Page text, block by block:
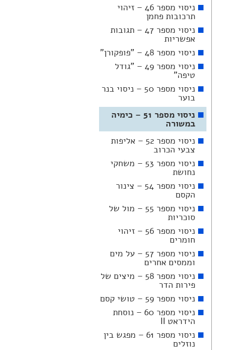
ניסוי מספר 46 – זיהוי
תרכובות פחמן
ניסוי מספר 47 – תגובות
אפשריות
ניסוי מספר 48 – "פופקורן"
ניסוי מספר 49 – "גודל
טיפה"
ניסוי מספר 50 – ניסוי בנר
בוער
ניסוי מספר 51 – כימיה
במשורה
ניסוי מספר 52 – אליפות
צבעי הכרוב
ניסוי מספר 53 – משחקי
נחושת
ניסוי מספר 54 – צינור
הקסם
ניסוי מספר 55 – מול של
סוכריות
ניסוי מספר 56 – זיהוי
חומרים
ניסוי מספר 57 – על מים
וממסים אחרים
ניסוי מספר 58 – מיצים של
פירות הדר
ניסוי מספר 59 – טושי קסם
ניסוי מספר 60 – נוסחת
הידראט II
ניסוי מספר 61 – מפגש בין
נוזלים